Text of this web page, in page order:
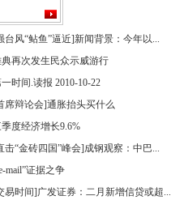
台风“鲇鱼”逼近]新闻背景：今年以...
再次发生民众示威游行
时间.读报 2010-10-22
席辩论会]通胀抬头买什么
度经济增长9.6%
击“金砖四国”峰会]成钢观察：中巴...
mail”证据之争
易时间]广发证券：二月新增信贷或超...